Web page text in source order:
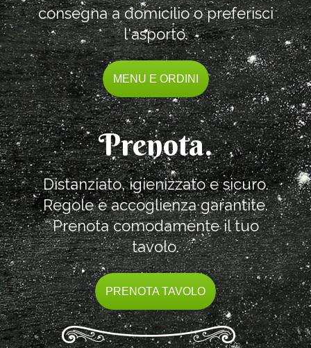
consegna a domicilio o preferisci
l'asporto.
MENU E ORDINI
Prenota.
Distanziato, igienizzato e sicuro.
Regole e accoglienza garantite.
Prenota comodamente il tuo
tavolo.
PRENOTA TAVOLO